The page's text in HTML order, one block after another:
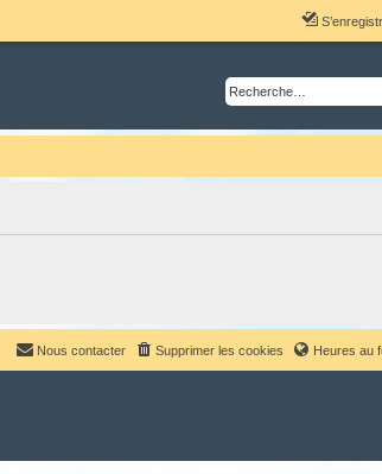
Heures au
Supprimer les cookies
Nous contacter